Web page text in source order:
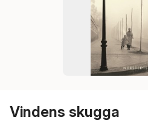
Vindens skugga